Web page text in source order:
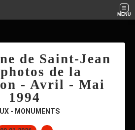
MENU
de Saint-Jean
de la
- Avril - Mai
1994
- MONUMENTS